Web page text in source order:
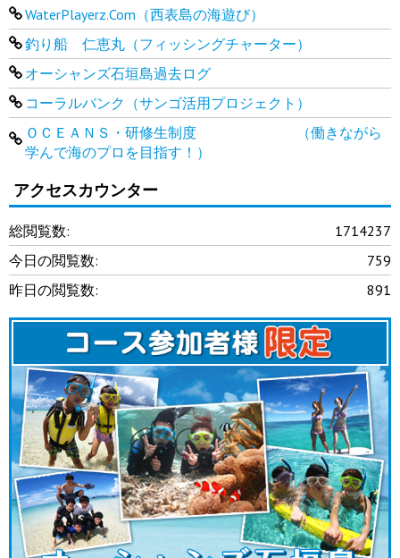
WaterPlayerz.Com（西表島の海遊び）
釣り船 仁恵丸（フィッシングチャーター）
オーシャンズ石垣島過去ログ
コーラルバンク（サンゴ活用プロジェクト）
ＯＣＥＡＮＳ・研修生制度 （働きながら
学んで海のプロを目指す！）
アクセスカウンター
1714237
総閲覧数:
759
今日の閲覧数:
891
昨日の閲覧数: